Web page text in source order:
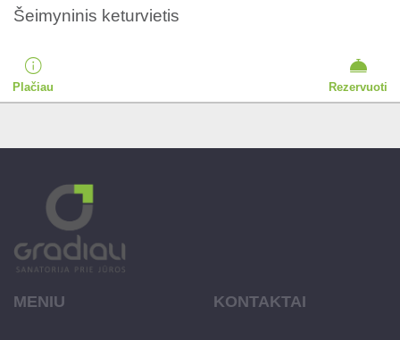
Šeimyninis keturvietis
Plačiau Rezervuoti
MENIU KONTAKTAI